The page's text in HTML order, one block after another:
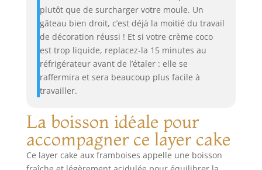
plutôt que de surcharger votre moule. Un
gâteau bien droit, c’est déjà la moitié du travail
de décoration réussi ! Et si votre crème coco
est trop liquide, replacez-la 15 minutes au
réfrigérateur avant de l’étaler : elle se
raffermira et sera beaucoup plus facile à
travailler.
La boisson idéale pour
accompagner ce layer cake
Ce layer cake aux framboises appelle une boisson